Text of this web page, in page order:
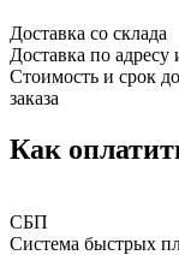
Доставка со склада
Доставка по
Стоимость и срок
заказа
Как
СБП
Система быстрых